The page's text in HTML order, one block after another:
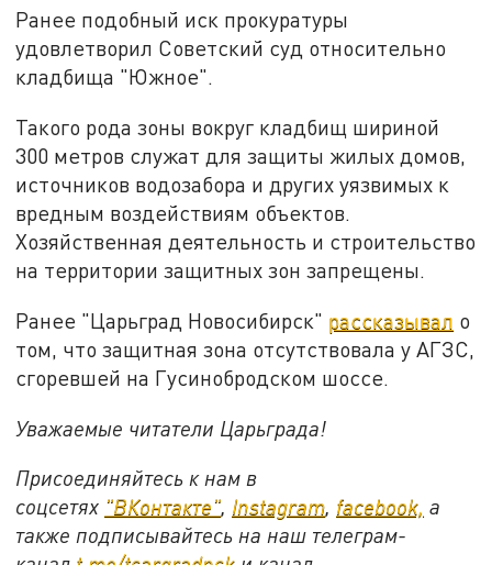
Ранее подобный иск прокуратуры
удовлетворил Советский суд относительно
кладбища "Южное".
Такого рода зоны вокруг кладбищ шириной
300 метров служат для защиты жилых домов,
источников водозабора и других уязвимых к
вредным воздействиям объектов.
Хозяйственная деятельность и строительство
на территории защитных зон запрещены.
Ранее "Царьград Новосибирск" рассказывал о
том, что защитная зона отсутствовала у АГЗС,
сгоревшей на Гусинобродском шоссе.
Уважаемые читатели Царьграда!
Присоединяйтесь к нам в
соцсетях "ВКонтакте", Instagram, facebook, а
также подписывайтесь на наш телеграм-